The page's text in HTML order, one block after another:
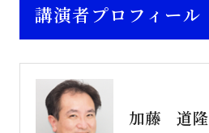
講演者プロフィール
加藤 道隆